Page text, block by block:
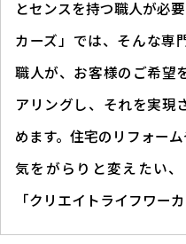
とセンスを持つ職人が必
カーズ」では、そんな専
職人が、お客様のご希望
アリングし、それを実現
めます。住宅のリフォー
気をがらりと変えたい
「クリエイトライフワー